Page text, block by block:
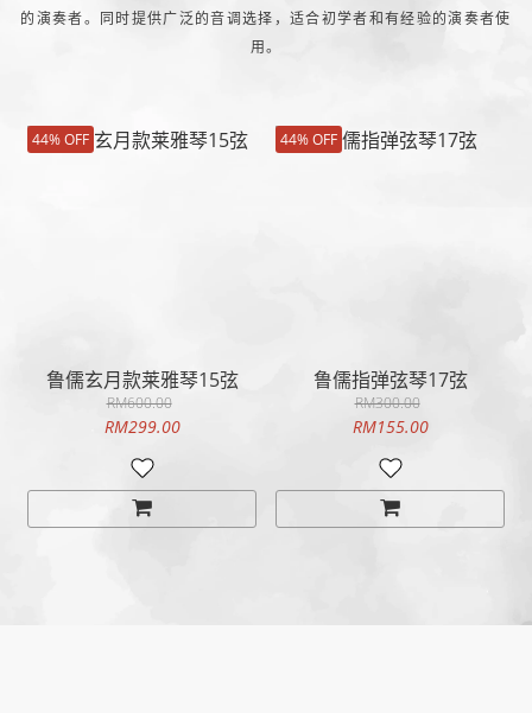
的演奏者。同时提供广泛的音调选择，适合初学者和有经验的演奏者使
用。
44% OFF
鲁儒玄月款莱雅琴15弦
RM600.00
RM299.00
44% OFF
鲁儒指弹弦琴17弦
RM300.00
RM155.00